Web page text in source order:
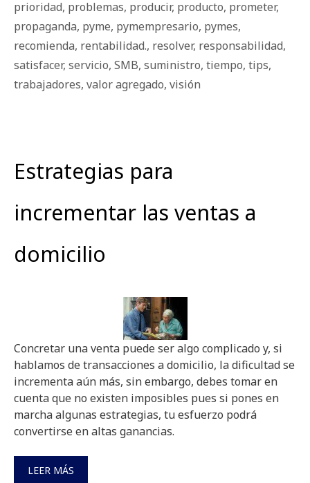
prioridad, problemas, producir, producto, prometer,
propaganda, pyme, pymempresario, pymes,
recomienda, rentabilidad., resolver, responsabilidad,
satisfacer, servicio, SMB, suministro, tiempo, tips,
trabajadores, valor agregado, visión
Estrategias para
incrementar las ventas a
domicilio
Concretar una venta puede ser algo complicado y, si
hablamos de transacciones a domicilio, la dificultad se
incrementa aún más, sin embargo, debes tomar en
cuenta que no existen imposibles pues si pones en
marcha algunas estrategias, tu esfuerzo podrá
convertirse en altas ganancias.
LEER MÁS